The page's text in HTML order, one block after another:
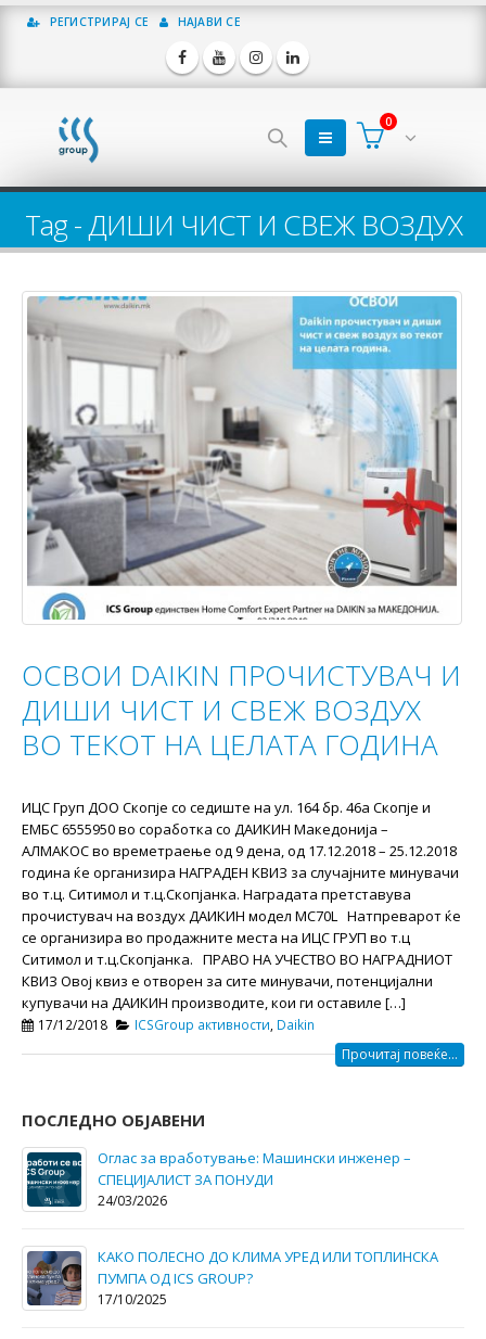
РЕГИСТРИРАЈ СЕ НАЈАВИ СЕ
0
Tag - ДИШИ ЧИСТ И СВЕЖ ВОЗДУХ
ОСВОИ DAIKIN ПРОЧИСТУВАЧ И
ДИШИ ЧИСТ И СВЕЖ ВОЗДУХ
ВО ТЕКОТ НА ЦЕЛАТА ГОДИНА
ИЦС Груп ДОО Скопје со седиште на ул. 164 бр. 46а Скопје и
ЕМБС 6555950 во соработка со ДАИКИН Македонија –
АЛМАКОС во времетраење од 9 дена, од 17.12.2018 – 25.12.2018
година ќе организира НАГРАДЕН КВИЗ за случајните минувачи
во т.ц. Ситимол и т.ц.Скопјанка. Наградата претставува
прочистувач на воздух ДАИКИН модел MC70L Натпреварот ќе
се организира во продажните места на ИЦС ГРУП во т.ц
Ситимол и т.ц.Скопјанка. ПРАВО НА УЧЕСТВО ВО НАГРАДНИОТ
КВИЗ Овој квиз е отворен за сите минувачи, потенцијални
купувачи на ДАИКИН производите, кои ги оставиле […]
17/12/2018 ICSGroup активности Daikin
Прочитај повеќе...
ПОСЛЕДНО ОБЈАВЕНИ
Како да ги намалите трошоците за електрична
енергија и одржување во вашиот дом?
30/05/2025
Оглас за вработување: СЕРВИСЕР ЗА КЛИМИ,
ТОПЛОТНИ ПУМПИ И VRV СИСТЕМИ (СО И БЕЗ
ИСКУСТВО)